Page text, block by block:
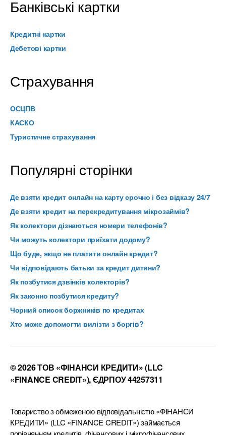
Банківські картки
Кредитні картки
Дебетові картки
Страхування
ОСЦПВ
КАСКО
Туристичне страхування
Популярні сторінки
Де взяти кредит онлайн на карту срочно і без відказу 24/7
Де взяти кредит на перекредитування мікрозаймів?
Як колектори дізнаються номери телефонів?
Чи можуть колектори приїхати додому?
Що буде, якщо не платити онлайн кредит?
Чи відповідають батьки за кредит дитини?
Як позбутися дзвінків колекторів?
Як законно позбутися кредиту?
Чорний список боржників по кредитах
Хто може допомогти вилізти з боргів?
© 2026 ТОВ «ФІНАНСИ КРЕДИТИ» (LLC
«FINANCE CREDIT»), ЄДРПОУ 44257311
Товариство з обмеженою відповідальністю «ФІНАНСИ
КРЕДИТИ» (LLC «FINANCE CREDIT») займається